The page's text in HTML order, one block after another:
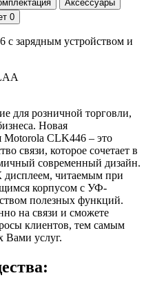
Аксессуары
0
c зарядным устройством и
для розничной торговли,
Новая
Motorola CLK446 – это
связи, которое сочетает в
современный дизайн.
читаемым при
корпусом с УФ-
полезных функций.
на связи и сможете
клиентов, тем самым
Вами услуг.